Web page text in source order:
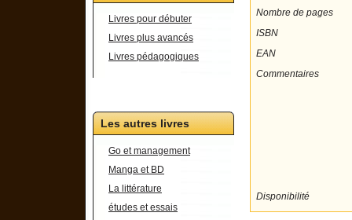
Livres pour débuter
Livres plus avancés
Livres pédagogiques
Les autres livres
Go et management
Manga et BD
La littérature
études et essais
Nombre de pages
ISBN
EAN
Commentaires
Disponibilité